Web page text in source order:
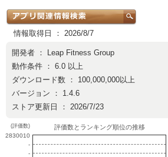
情報取得日 ： 2026/8/7
開発者 ：
Leap Fitness Group
動作条件 ： 6.0 以上
ダウンロード数 ： 100,000,000以上
バージョン ： 1.4.6
ストア更新日 ： 2026/7/23
(評価数)
2830010
-
-
評価数とランキング順位の推移